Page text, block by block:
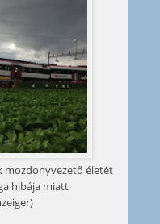
mozdonyvezető életét
hibája miatt